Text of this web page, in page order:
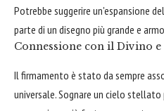
Potrebbe suggerire un'espansione
parte di un disegno più grande e
Connessione con il Divino e
Il firmamento è stato da sempre
universale. Sognare un cielo